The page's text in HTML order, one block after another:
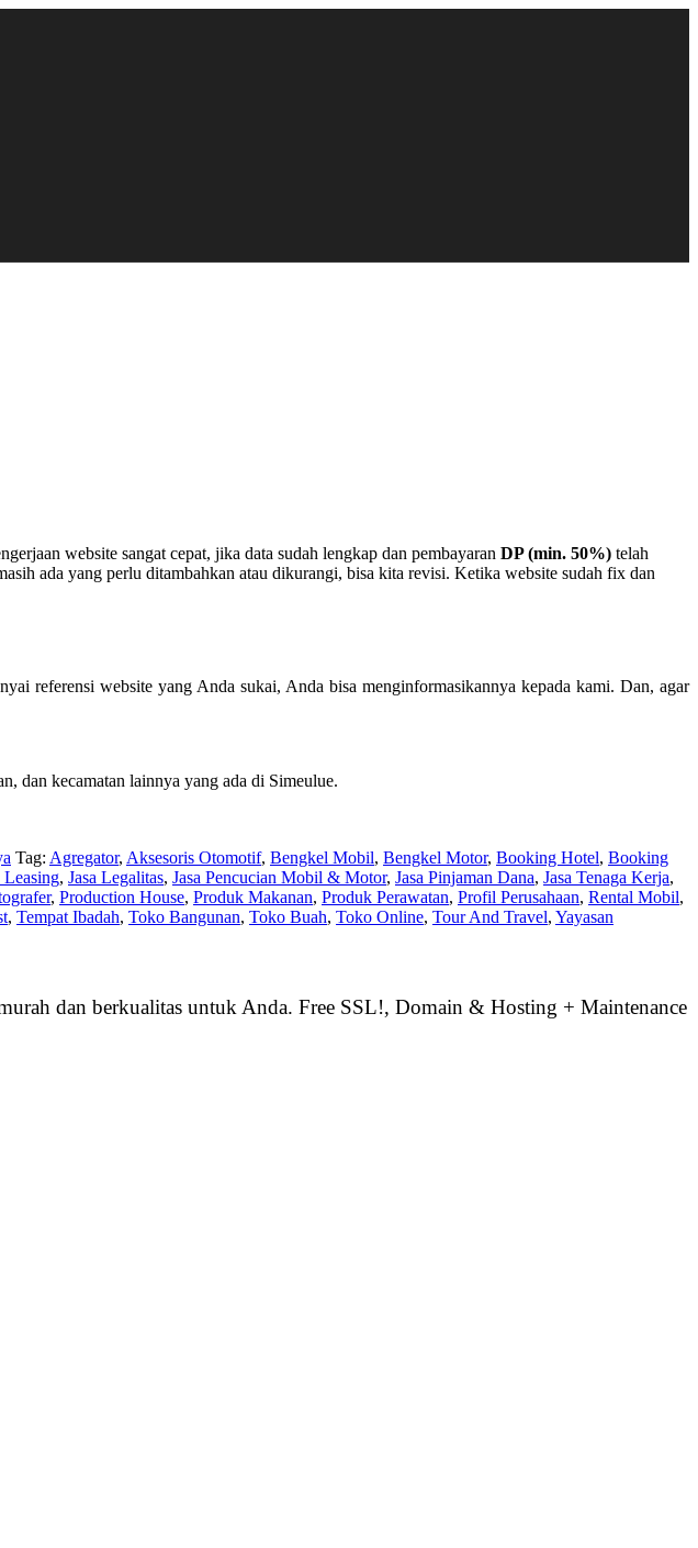
website sangat cepat, jika data sudah lengkap dan pembayaran DP (min. 50%) telah
ada yang perlu ditambahkan atau dikurangi, bisa kita revisi. Ketika website sudah fix dan
referensi website yang Anda sukai, Anda bisa menginformasikannya kepada kami. Dan, agar
dan kecamatan lainnya yang ada di Simeulue.
Tag: Agregator, Aksesoris Otomotif, Bengkel Mobil, Bengkel Motor, Booking Hotel, Booking
Leasing, Jasa Legalitas, Jasa Pencucian Mobil & Motor, Jasa Pinjaman Dana, Jasa Tenaga Kerja,
, Production House, Produk Makanan, Produk Perawatan, Profil Perusahaan, Rental Mobil,
, Tempat Ibadah, Toko Bangunan, Toko Buah, Toko Online, Tour And Travel, Yayasan
dan berkualitas untuk Anda. Free SSL!, Domain & Hosting + Maintenance